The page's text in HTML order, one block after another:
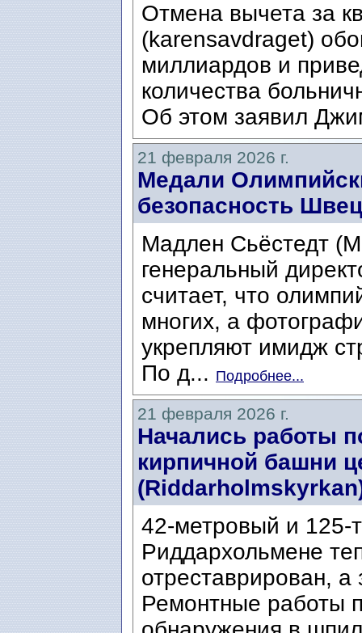
Отмена вычета за
(karensavdraget)
миллиардов и
количества
Об этом заявил
21 февраля 2026 г.
Медали
безопасность
Мадлен Сьёстедт
генеральный
считает, что
многих, а
укрепляют имидж
По д... Подробнее...
21 февраля 2026 г.
Начались работы
кирпичной башни
42-метровый и 125-
Риддархольмене
отреставрирован, а
Ремонтные работы